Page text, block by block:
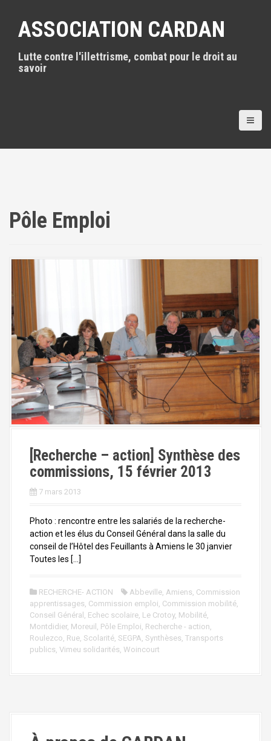
ASSOCIATION CARDAN
Lutte contre l'illettrisme, combat pour le droit au
savoir
Pôle Emploi
[Recherche – action] Synthèse des
commissions, 15 février 2013
7 mars 2013
Photo : rencontre entre les salariés de la recherche-
action et les élus du Conseil Général dans la salle du
conseil de l’Hôtel des Feuillants à Amiens le 30 janvier
Toutes les […]
RECHERCHE- ACTION Abbeville, Amiens, Commission
apprentissages, Commission emploi, Commission mobilité,
Conseil Général , Echec scolaire, Le Crotoy, Mobilité,
Montdidier, Moreuil , Pôle Emploi, Recherche - action,
Roulezco, Rue, Scolarité, SEGPA, Synthèses, Transports
publics, Vimeu solidarités, Woincourt